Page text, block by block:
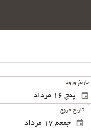
تاریخ ورود
تاریخ خروج